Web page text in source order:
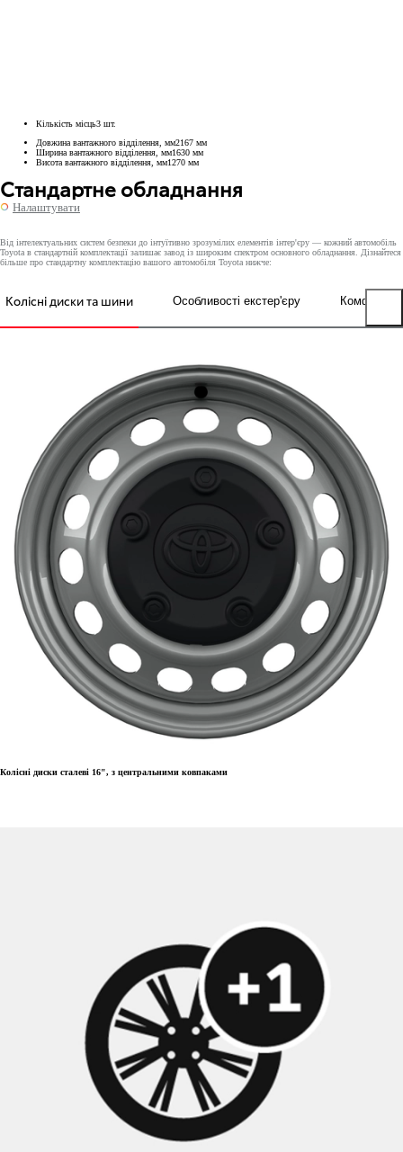
Кількість місць3 шт.
Довжина вантажного відділення, мм2167 мм
Ширина вантажного відділення, мм1630 мм
Висота вантажного відділення, мм1270 мм
Стандартне обладнання
Налаштувати
Від інтелектуальних систем безпеки до інтуїтивно зрозумілих елементів інтер'єру — кожний автомобіль
Toyota в стандартній комплектації залишає завод із широким спектром основного обладнання. Дізнайтеся
більше про стандартну комплектацію вашого автомобіля Toyota нижче:
Колісні диски та шини Особливості екстер'єру Комфорт
Previous tabs
Колісні диски сталеві 16", з центральними ковпаками